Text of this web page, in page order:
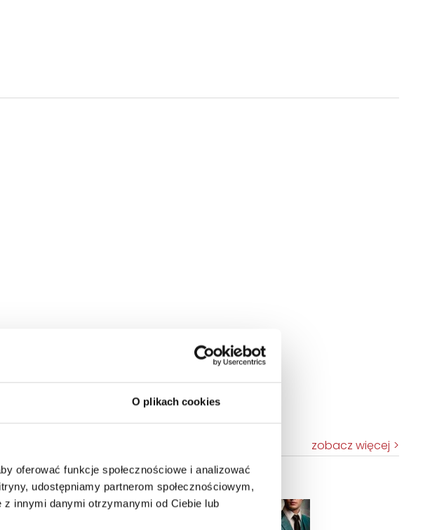
O plikach cookies
oferować funkcje społecznościowe i analizować
udostępniamy partnerom społecznościowym,
innymi danymi otrzymanymi od Ciebie lub
zobacz więcej
TOP 100
Nowość
TOP 100
Nowość